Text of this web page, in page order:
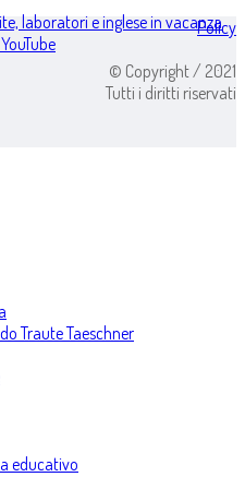
laboratori e inglese in vacanza
Traute Taeschner
educativo
Policy
© Copyright / 2021
Tutti i diritti riservati